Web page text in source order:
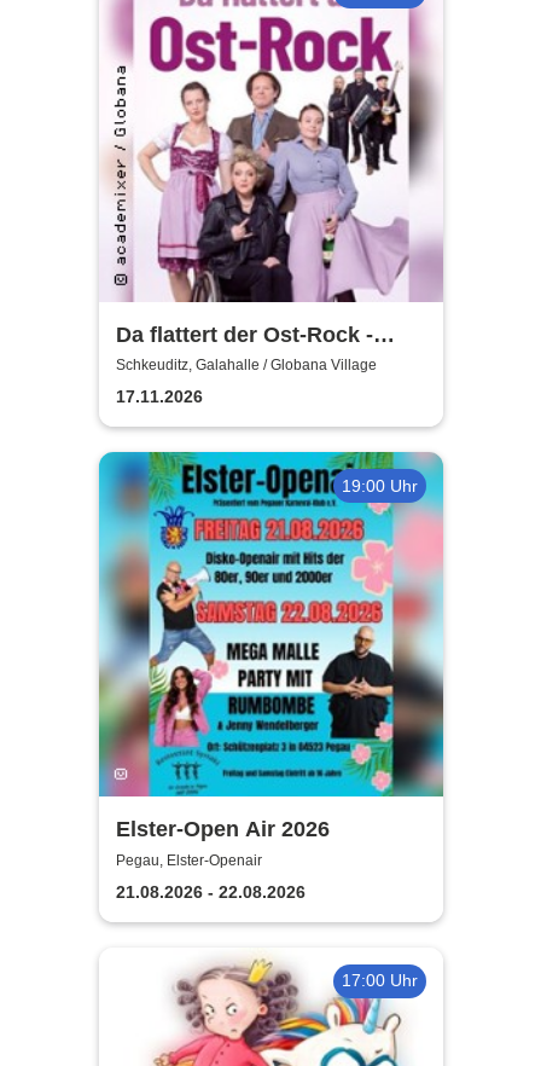
Da flattert der Ost-Rock -
H.Blank, A. Geißler, R.
Köbernick
Schkeuditz, Galahalle / Globana Village
17.11.2026
19:00 Uhr
Elster-Open Air 2026
Pegau, Elster-Openair
21.08.2026 - 22.08.2026
17:00 Uhr